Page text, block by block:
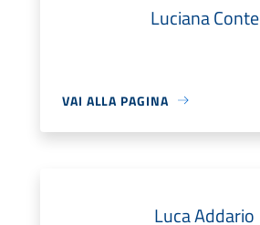
Luciana Conte
VAI ALLA PAGINA
Luca Addario